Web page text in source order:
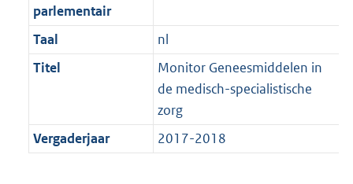
parlementair
Taal
nl
Titel
Monitor Geneesmiddelen in
de medisch-specialistische
zorg
Vergaderjaar
2017-2018